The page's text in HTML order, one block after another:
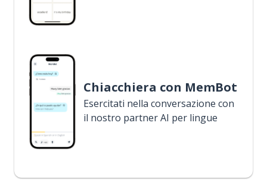
Chiacchiera con MemBot
Esercitati nella conversazione con
il nostro partner AI per lingue